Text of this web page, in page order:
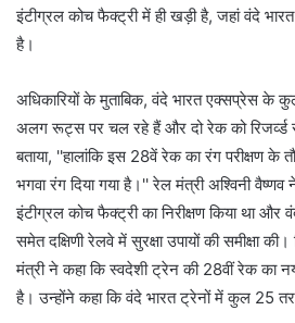
इंटीग्रल कोच फैक्ट्री में ही खड़ी है, जहां वंदे भारत
है।
अधिकारियों के मुताबिक, वंदे भारत एक्सप्रेस
अलग रूट्स पर चल रहे हैं और दो रेक को रिजर्व्ड
बताया, ''हालांकि इस 28वें रेक का रंग परीक्षण के
भगवा रंग दिया गया है।'' रेल मंत्री अश्विनी वैष्णव
इंटीग्रल कोच फैक्ट्री का निरीक्षण किया था और
समेत दक्षिणी रेलवे में सुरक्षा उपायों की समीक्षा
मंत्री ने कहा कि स्वदेशी ट्रेन की 28वीं रेक का
है। उन्होंने कहा कि वंदे भारत ट्रेनों में कुल 25